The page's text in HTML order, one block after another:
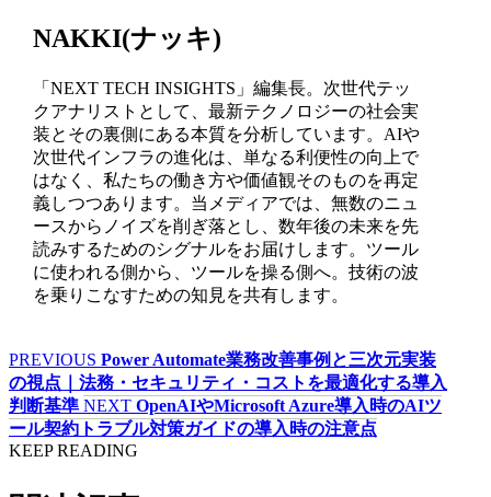
NAKKI(ナッキ)
「NEXT TECH INSIGHTS」編集長。次世代テッ
クアナリストとして、最新テクノロジーの社会実
装とその裏側にある本質を分析しています。AIや
次世代インフラの進化は、単なる利便性の向上で
はなく、私たちの働き方や価値観そのものを再定
義しつつあります。当メディアでは、無数のニュ
ースからノイズを削ぎ落とし、数年後の未来を先
読みするためのシグナルをお届けします。ツール
に使われる側から、ツールを操る側へ。技術の波
を乗りこなすための知見を共有します。
PREVIOUS Power Automate業務改善事例と三次元実装
の視点｜法務・セキュリティ・コストを最適化する導入
判断基準 NEXT OpenAIやMicrosoft Azure導入時のAIツ
ール契約トラブル対策ガイドの導入時の注意点
KEEP READING